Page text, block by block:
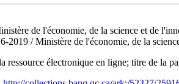
de l'économie, de la science et de
2019 / Ministère de l'économie, de la
ressource électronique en ligne; titre de la